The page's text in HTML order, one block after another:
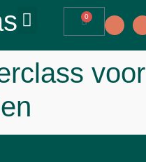
0
voor